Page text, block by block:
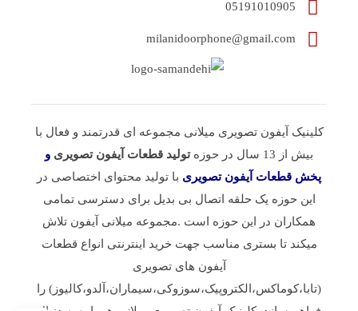
کلینیک آیفون تصویری میلانی مجموعه ای قدرتمند و فعال با
بیش از 13 سال در حوزه
تولید قطعات آیفون تصویری و
پخش قطعات آیفون تصویری با تولید محتوای اختصاصی در
این حوزه یک حلقه اتصال بی بدیل برای دسترسی تمامی
همکاران در این حوزه است .مجموعه میلانی آیفون تلاش
میکند تا بستری مناسب جهت خرید اینترنتی انواع قطعات
آیفون های تصویری
(تابا،کوماکس،الکتروپیک،سوزوکی،سیماران،آلدو،کالیوز) را